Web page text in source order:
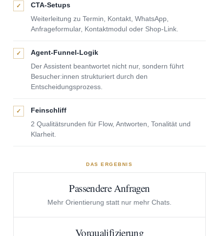
✓
CTA-Setups
Weiterleitung zu Termin, Kontakt, WhatsApp,
Anfrageformular, Kontaktmodul oder Shop-Link.
✓
Agent-Funnel-Logik
Der Assistent beantwortet nicht nur, sondern führt
Besucher:innen strukturiert durch den
Entscheidungsprozess.
✓
Feinschliff
2 Qualitätsrunden für Flow, Antworten, Tonalität und
Klarheit.
DAS ERGEBNIS
Passendere Anfragen
Mehr Orientierung statt nur mehr Chats.
Vorqualifizierung